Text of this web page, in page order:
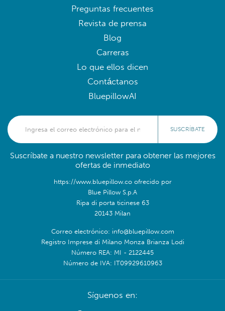
Preguntas frecuentes
Revista de prensa
Blog
Carreras
Lo que ellos dicen
Contáctanos
BluepillowAI
SUSCRÍBATE
Suscríbate a nuestro newsletter para obtener las mejores
ofertas de inmediato
https://www.bluepillow.co ofrecido por
Blue Pillow S.p.A
Ripa di porta ticinese 63
20143 Milan
Correo electrónico: info@bluepillow.com
Registro Imprese di Milano Monza Brianza Lodi
Número REA: MI - 2122445
Número de IVA: IT09929610963
Síguenos en: